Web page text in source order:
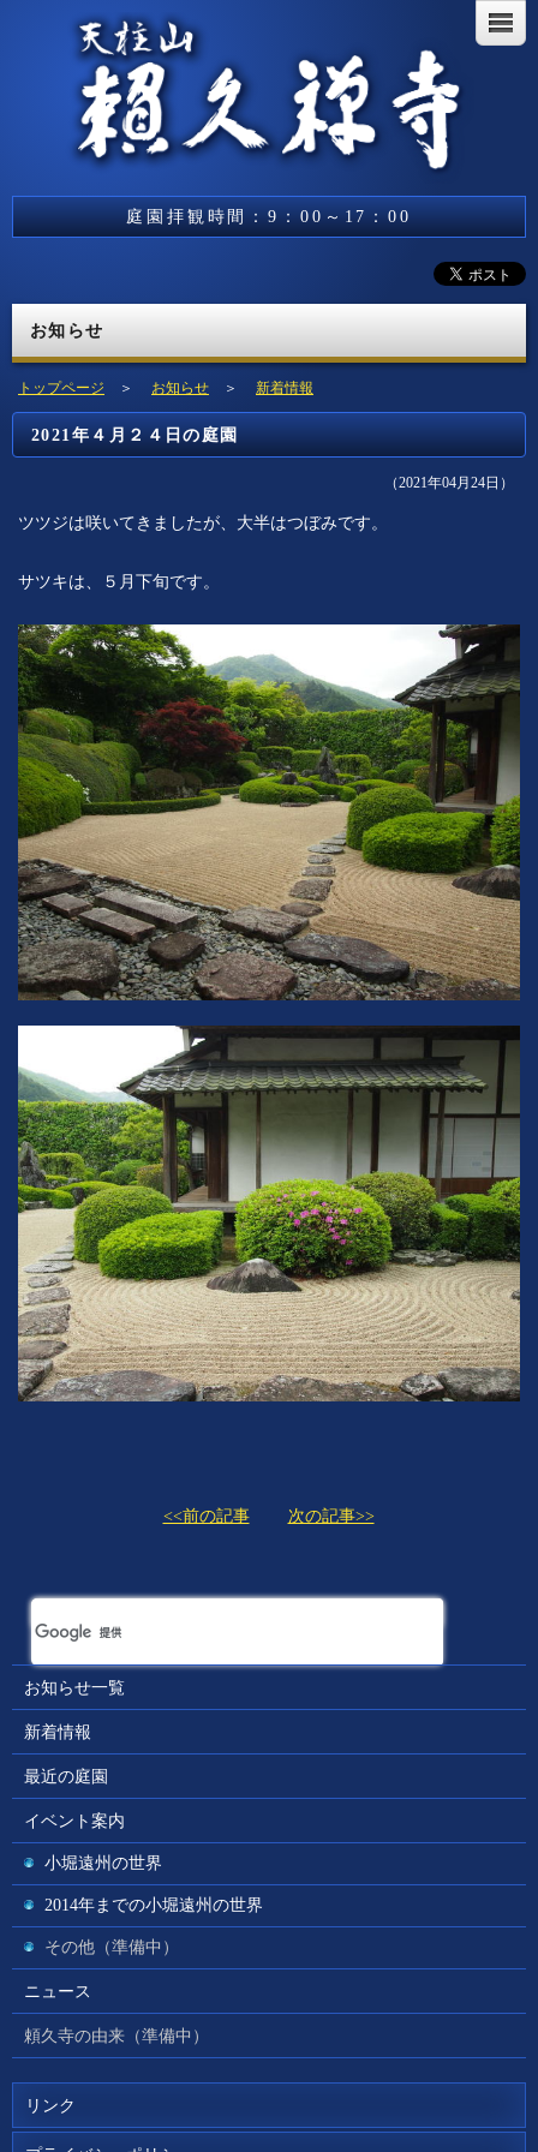
庭園拝観時間：9：00～17：00
お知らせ
トップページ ＞ お知らせ ＞ 新着情報
2021年４月２４日の庭園
（2021年04月24日）
ツツジは咲いてきましたが、大半はつぼみです。
サツキは、５月下旬です。
<<前の記事 次の記事>>
お知らせ一覧
新着情報
最近の庭園
イベント案内
小堀遠州の世界
2014年までの小堀遠州の世界
その他（準備中）
ニュース
頼久寺の由来（準備中）
リンク